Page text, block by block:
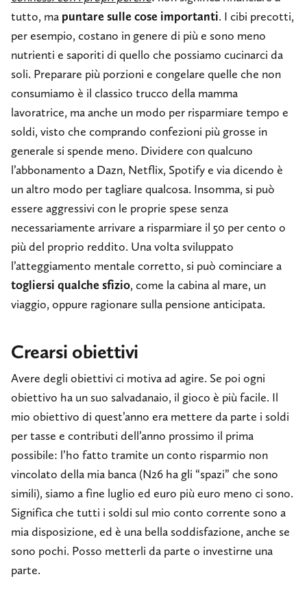
tutto, ma puntare sulle cose importanti. I cibi precotti,
per esempio, costano in genere di più e sono meno
nutrienti e saporiti di quello che possiamo cucinarci da
soli. Preparare più porzioni e congelare quelle che non
consumiamo è il classico trucco della mamma
lavoratrice, ma anche un modo per risparmiare tempo e
soldi, visto che comprando confezioni più grosse in
generale si spende meno. Dividere con qualcuno
l’abbonamento a Dazn, Netflix, Spotify e via dicendo è
un altro modo per tagliare qualcosa. Insomma, si può
essere aggressivi con le proprie spese senza
necessariamente arrivare a risparmiare il 50 per cento o
più del proprio reddito. Una volta sviluppato
l’atteggiamento mentale corretto, si può cominciare a
togliersi qualche sfizio, come la cabina al mare, un
viaggio, oppure ragionare sulla pensione anticipata.
Crearsi obiettivi
Avere degli obiettivi ci motiva ad agire. Se poi ogni
obiettivo ha un suo salvadanaio, il gioco è più facile. Il
mio obiettivo di quest’anno era mettere da parte i soldi
per tasse e contributi dell’anno prossimo il prima
possibile: l’ho fatto tramite un conto risparmio non
vincolato della mia banca (N26 ha gli “spazi” che sono
simili), siamo a fine luglio ed euro più euro meno ci sono.
Significa che tutti i soldi sul mio conto corrente sono a
mia disposizione, ed è una bella soddisfazione, anche se
sono pochi. Posso metterli da parte o investirne una
parte.